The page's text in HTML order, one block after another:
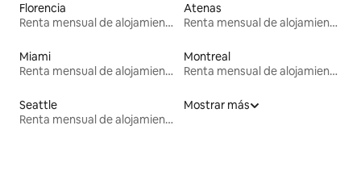
Florencia
Renta mensual de alojamientos
Atenas
Renta mensual de alojamientos
Miami
Renta mensual de alojamientos
Montreal
Renta mensual de alojamientos
Seattle
Renta mensual de alojamientos
Mostrar más